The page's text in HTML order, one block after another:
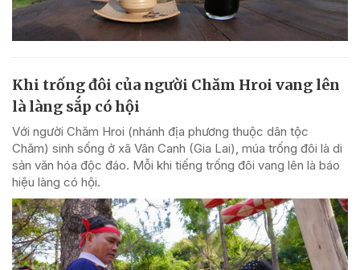
Khi trống đôi của người Chăm Hroi vang lên
là làng sắp có hội
Với người Chăm Hroi (nhánh địa phương thuộc dân tộc
Chăm) sinh sống ở xã Vân Canh (Gia Lai), múa trống đôi là di
sản văn hóa độc đáo. Mỗi khi tiếng trống đôi vang lên là báo
hiệu làng có hội.